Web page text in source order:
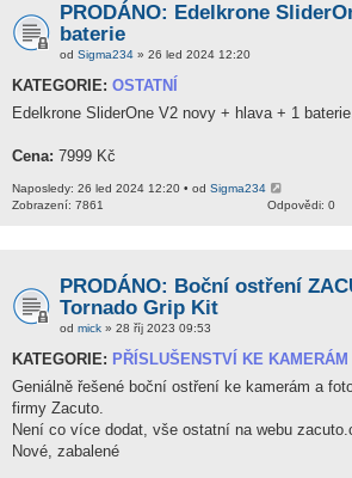
PRODÁNO: Edelkrone
baterie
od Sigma234 » 26 led 2024 12:20
KATEGORIE: OSTATNÍ
Edelkrone SliderOne V2 novy + hlava + 1
Cena: 7999 Kč
Naposledy: 26 led 2024 12:20 • od Sigma234
Odpovědi: 0
Zobrazení: 7861
PRODÁNO: Boční ostření
Tornado Grip Kit
od mick » 28 říj 2023 09:53
KATEGORIE: PŘÍSLUŠENSTVÍ KE KAMERÁM
Geniálně řešené boční ostření ke kamerám a
firmy Zacuto.
Není co více dodat, vše ostatní na webu
Nové, zabalené